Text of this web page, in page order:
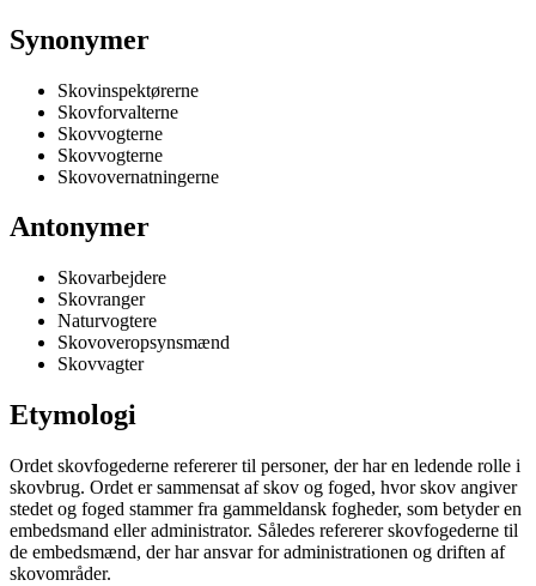
Synonymer
Skovinspektørerne
Skovforvalterne
Skovvogterne
Skovvogterne
Skovovernatningerne
Antonymer
Skovarbejdere
Skovranger
Naturvogtere
Skovoveropsynsmænd
Skovvagter
Etymologi
Ordet skovfogederne refererer til personer, der har en ledende rolle i
skovbrug. Ordet er sammensat af skov og foged, hvor skov angiver
stedet og foged stammer fra gammeldansk fogheder, som betyder en
embedsmand eller administrator. Således refererer skovfogederne til
de embedsmænd, der har ansvar for administrationen og driften af
skovområder.